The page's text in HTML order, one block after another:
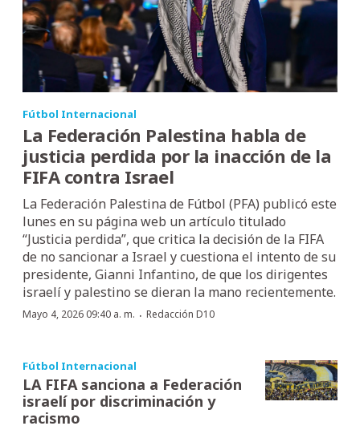
Fútbol Internacional
La Federación Palestina habla de
justicia perdida por la inacción de la
FIFA contra Israel
La Federación Palestina de Fútbol (PFA) publicó este
lunes en su página web un artículo titulado
“Justicia perdida”, que critica la decisión de la FIFA
de no sancionar a Israel y cuestiona el intento de su
presidente, Gianni Infantino, de que los dirigentes
israelí y palestino se dieran la mano recientemente.
Mayo 4, 2026 09:40 a. m. · Redacción D10
Fútbol Internacional
LA FIFA sanciona a Federación
israelí por discriminación y
racismo